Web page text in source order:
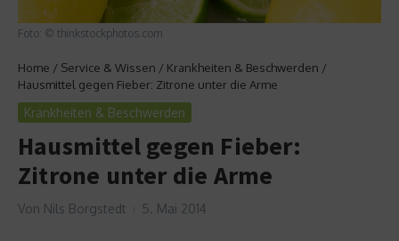
Foto: © thinkstockphotos.com
Home / Service & Wissen / Krankheiten & Beschwerden /
Hausmittel gegen Fieber: Zitrone unter die Arme
Krankheiten & Beschwerden
Hausmittel gegen Fieber:
Zitrone unter die Arme
Von Nils Borgstedt 5. Mai 2014